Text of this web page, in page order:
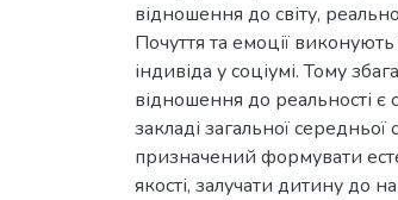
відношення до світу,
Почуття та емоції
індивіда у соціумі. Тому
відношення до реальності є
закладі загальної
призначений формувати
якості, залучати дитину до